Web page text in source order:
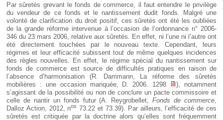
Par sûretés grevant le fonds de commerce, il faut entendre le privilège
du vendeur de ce fonds et le nantissement dudit fonds. Malgré une
volonté de clarification du droit positif, ces sûretés ont été les oubliées
de la grande réforme intervenue à l’occasion de l’ordonnance n° 2006-
346 du 23 mars 2006, relative aux sûretés. En effet, ni l’une ni l’autre ont
été directement touchées par le nouveau texte. Cependant, leurs
régimes et leur efficacité subissent tout de même quelques incidences
des règles nouvelles. En effet, le régime spécial du nantissement sur
fonds de commerce est source de difficultés pratiques en raison de
l’absence d’harmonisation (R. Dammann, La réforme des sûretés
mobilières : une occasion manquée, D. 2006. 1298
), notamment
s’agissant de la possibilité ou non de conclure un pacte commissoire et
celle de nantir un fonds futur (A. Reygrobellet,Fonds de commerce
Dalloz Action, 2012, nos 73.22 et 73.39). Par ailleurs, l’efficacité de ces
sûretés est critiquée par la doctrine alors qu’elles sont fréquemment